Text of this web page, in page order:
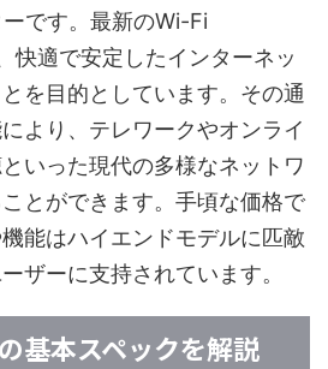
です。最新のWi-Fi
快適で安定したインターネッ
を目的としています。その通
より、テレワークやオンライ
いった現代の多様なネットワ
とができます。手頃な価格で
能はハイエンドモデルに匹敵
ザーに支持されています。
基本スペックを解説